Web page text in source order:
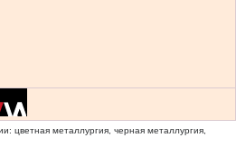
цветная металлургия, черная металлургия,